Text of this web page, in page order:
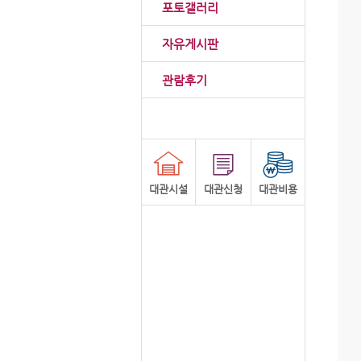
포토갤러리
자유게시판
관람후기
대관시설 대관신청 대관비용